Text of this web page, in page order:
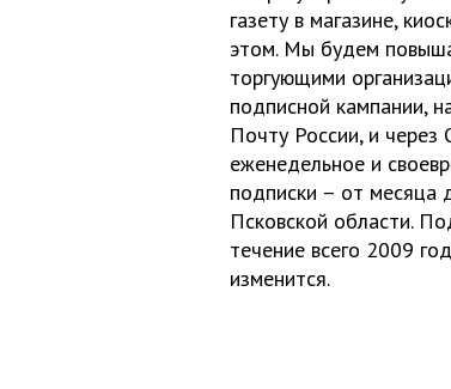
газету в магазине,
этом. Мы будем
торгующими
подписной кампании,
Почту России, и через
еженедельное и
подписки – от месяца
Псковской области.
течение всего 2009
изменится.